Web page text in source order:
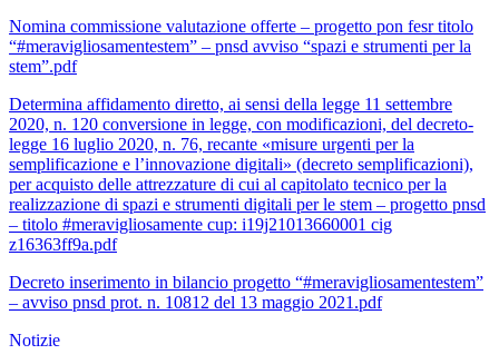
Nomina commissione valutazione offerte – progetto pon fesr titolo
“#meravigliosamentestem” – pnsd avviso “spazi e strumenti per la
stem”.pdf
Determina affidamento diretto, ai sensi della legge 11 settembre
2020, n. 120 conversione in legge, con modificazioni, del decreto-
legge 16 luglio 2020, n. 76, recante «misure urgenti per la
semplificazione e l’innovazione digitali» (decreto semplificazioni),
per acquisto delle attrezzature di cui al capitolato tecnico per la
realizzazione di spazi e strumenti digitali per le stem – progetto pnsd
– titolo #meravigliosamente cup: i19j21013660001 cig
z16363ff9a.pdf
Decreto inserimento in bilancio progetto “#meravigliosamentestem”
– avviso pnsd prot. n. 10812 del 13 maggio 2021.pdf
Notizie